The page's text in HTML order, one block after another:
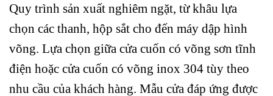
Quy trình sản xuất nghiêm ngặt, từ khâu lựa
chọn các thanh, hộp sắt cho đến máy dập hình
võng. Lựa chọn giữa cửa cuốn có võng sơn tĩnh
điện hoặc cửa cuốn có võng inox 304 tùy theo
nhu cầu của khách hàng. Mẫu cửa đáp ứng được